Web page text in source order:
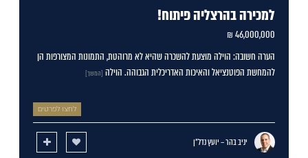
למכירה בהרצליה פיתוח!
46,000,000 ₪
הערה חשובה: הוילה מוצעת להשכרה שהיא לא מרוהטת, התמונות המצורפות הן
להמחשת הפוטנציאל והאיכות האדריכלית הגבוהה. הוילה [המשך]
לחצו לפרטים
יניב בהר – יועץ נדל"ן